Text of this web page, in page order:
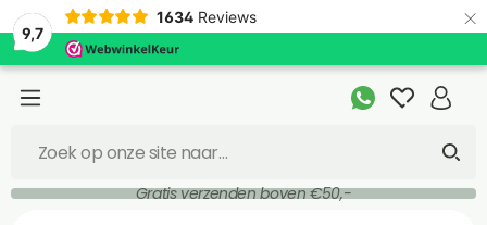
9,7
1634 Reviews ×
Gratis verzenden boven €50,-